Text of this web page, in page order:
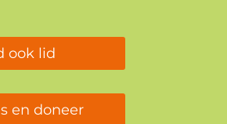
ook lid
en doneer